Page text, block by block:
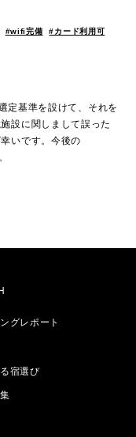
#wifi完備 #カード利用可
定基準を設けて、それを
設に関しまして誤った
いです。今後の
グレポート
宿選び